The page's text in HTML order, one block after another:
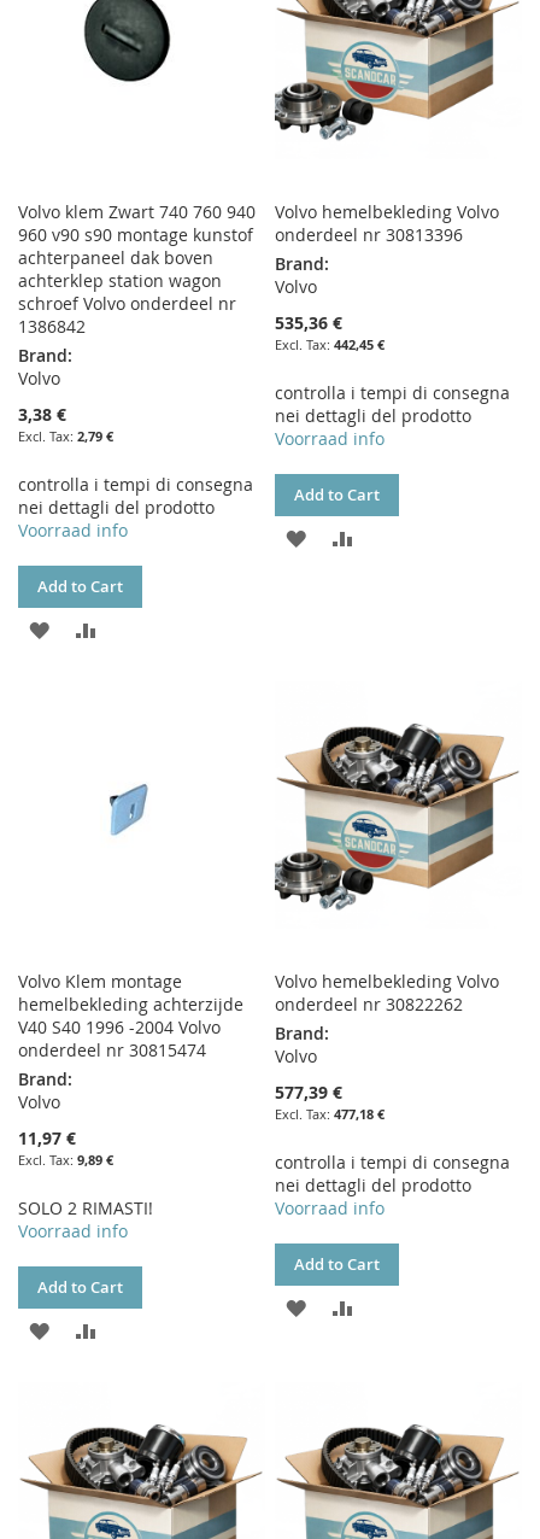
Volvo klem Zwart 740 760 940
960 v90 s90 montage kunstof
achterpaneel dak boven
achterklep station wagon
schroef Volvo onderdeel nr
1386842
Brand:
Volvo
3,38 €
2,79 €
controlla i tempi di consegna
nei dettagli del prodotto
Voorraad info
Add to Cart
ADD
Volvo hemelbekleding Volvo
onderdeel nr 30813396
Brand:
Volvo
535,36 €
442,45 €
controlla i tempi di consegna
nei dettagli del prodotto
Voorraad info
Add to Cart
ADD
Volvo Klem montage
hemelbekleding achterzijde
V40 S40 1996 -2004 Volvo
onderdeel nr 30815474
Brand:
Volvo
11,97 €
9,89 €
SOLO 2 RIMASTI!
Voorraad info
Add to Cart
ADD
LIST
Volvo hemelbekleding Volvo
onderdeel nr 30822262
Brand:
Volvo
577,39 €
477,18 €
controlla i tempi di consegna
nei dettagli del prodotto
Voorraad info
Add to Cart
ADD
LIST